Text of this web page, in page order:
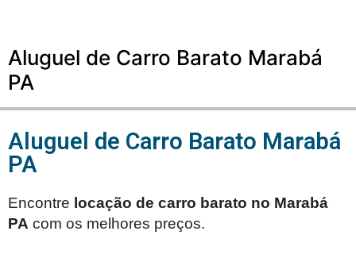
Aluguel de Carro Barato Marabá
PA
Aluguel de Carro Barato Marabá
PA
Encontre locação de carro barato no Marabá
PA com os melhores preços.